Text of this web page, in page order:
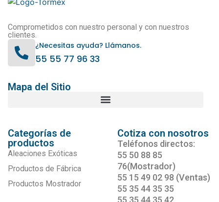
Comprometidos con nuestro personal y con nuestros
clientes.
¿Necesitas ayuda? Llámanos.
55 55 77 96 33
Mapa del Sitio
Categorías de
productos
Aleaciones Exóticas
Productos de Fábrica
Productos Mostrador
Cotiza con nosotros
Teléfonos directos:
55 50 88 85
76(Mostrador)
55 15 49 02 98 (Ventas)
55 35 44 35 35
55 35 44 35 42